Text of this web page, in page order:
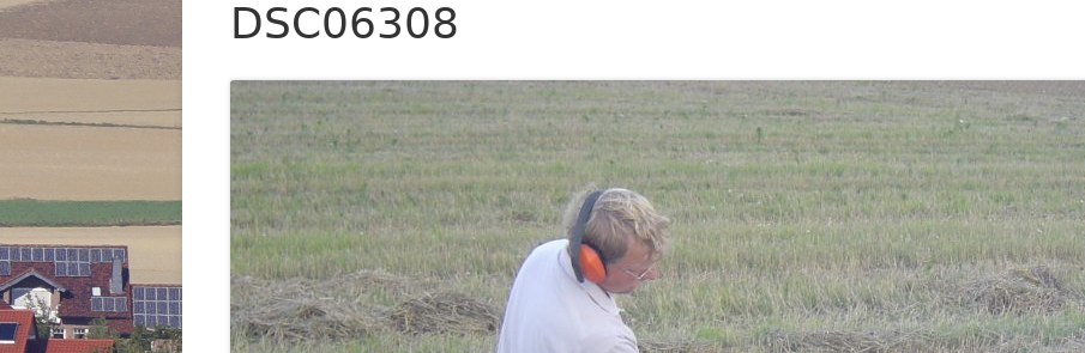
LANDJUGEND
MUSIKVEREIN
PFARRGEMEINDE
RESERVISTEN
SCHÜTZENVEREIN
SPORTVEREIN
DSC06308